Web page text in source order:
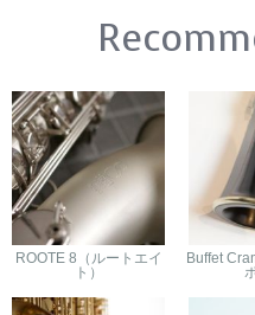
ROOTE 8（ルートエイ
ト）
Buffet